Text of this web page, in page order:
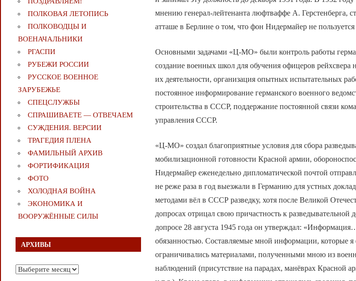
мнению генерал-лейтенанта люфтваффе А. Герстенберга,
атташе в Берлине о том, что фон Нидермайер не
Основными задачами «Ц-МО» были контроль работы
создание военных школ для обучения офицеров
их деятельности, организация опытных испытательных
постоянное информирование германского военного
строительства в СССР, поддержание постоянной связи
управления СССР.
«Ц-МО» создал благоприятные условия для сбора
мобилизационной готовности Красной армии,
Нидермайер еженедельно дипломатической почтой
не реже раза в год выезжали в Германию для устных
методами вёл в СССР разведку, хотя после Великой
допросах отрицал свою причастность к
допросе 28 августа 1945 года он утверждал:
обязанностью. Составляемые мной информации, которые
ограничивались материалами, полученными мною из
наблюдений (присутствие на парадах, манёврах Красной
ПОЛКОВАЯ ЛЕТОПИСЬ
ПОЛКОВОДЦЫ И
ВОЕНАЧАЛЬНИКИ
РГАСПИ
РУБЕЖИ РОССИИ
РУССКОЕ ВОЕННОЕ
ЗАРУБЕЖЬЕ
СПЕЦСЛУЖБЫ
СПРАШИВАЕТЕ — ОТВЕЧАЕМ
СУЖДЕНИЯ. ВЕРСИИ
ТРАГЕДИЯ ПЛЕНА
ФАМИЛЬНЫЙ АРХИВ
ФОРТИФИКАЦИЯ
ФОТО
ХОЛОДНАЯ ВОЙНА
ЭКОНОМИКА И
ВООРУЖЁННЫЕ СИЛЫ
АРХИВЫ
Архивы